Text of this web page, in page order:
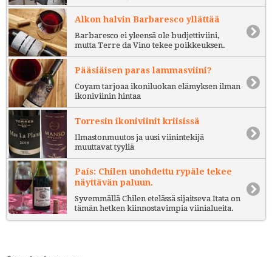
Alkon halvin Barbaresco yllättää
Barbaresco ei yleensä ole budjettiviini,
mutta Terre da Vino tekee poikkeuksen.
Pääsiäisen paras lammasviini?
Coyam tarjoaa ikoniluokan elämyksen ilman
ikoniviinin hintaa
Torresin ikoniviinit kriisissä
Ilmastonmuutos ja uusi viinintekijä
muuttavat tyyliä
País: Chilen unohdettu rypäle tekee
näyttävän paluun.
Syvemmällä Chilen etelässä sijaitseva Itata on
tämän hetken kiinnostavimpia viinialueita.